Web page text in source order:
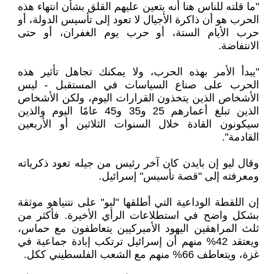
"ما قلته للناس هنا أنه يتعين عليهم القلق بشأن انتهاء هذه
الحرب هو أن ذاكرة الأجيال لا تعود إلى تأسيس الدولة، أو
حرب الأيام الستة، أو حرب يوم الغفران، أو حتى
الانتفاضة.
"يبدأ الأمر بهذه الحرب، ولا يمكنك تجاهل تأثير هذه
الحرب على صناع السياسات في المستقبل - ليس
الأشخاص الذين يتخذون القرارات اليوم، ولكن الأشخاص
الذين تبلغ أعمارهم 25 و35 و45 عامًا اليوم والذين
سيكونون القادة خلال السنوات الثلاثين أو الأربعين
القادمة".
وقال ليو إن بايدن كان آخر رئيس من جيله تعود ذكرياته
ومعرفته إلى "قصة تأسيس" إسرائيل.
إن اللقطة الوداعية التي أطلقها "ليو" على نتنياهو موثقة
بشكل واضح في استطلاعات الرأي الأخيرة. فأكثر من
ثلث المراهقين اليهود الأميركيين يتعاطفون مع حماس،
ويعتقد 42% منهم أن إسرائيل ترتكب إبادة جماعية في
غزة، ويتعاطف 66% منهم مع الشعب الفلسطيني ككل.